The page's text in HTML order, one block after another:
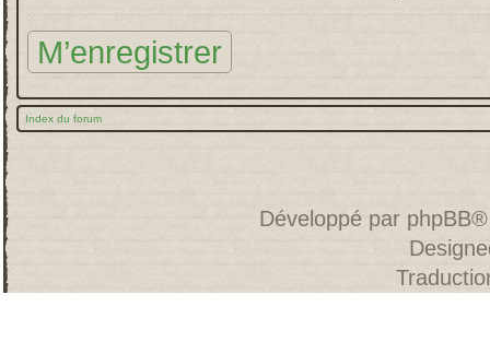
M’enregistrer
Index du forum
Développé par phpBB®